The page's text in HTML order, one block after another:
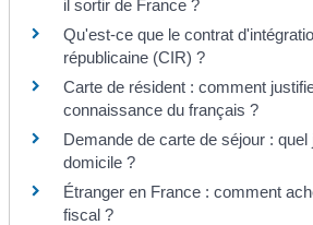
il sortir de France ?
Qu'est-ce que le contrat
républicaine (CIR) ?
Carte de résident : comment
connaissance du français ?
Demande de carte de séjour : quel
domicile ?
Étranger en France : comment
fiscal ?